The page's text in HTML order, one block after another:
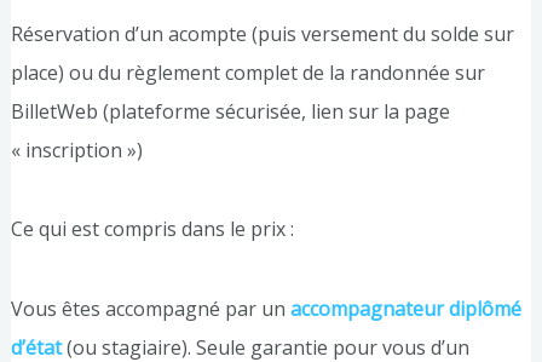
Réservation d’un acompte (puis versement du solde sur
place) ou du règlement complet de la randonnée sur
BilletWeb (plateforme sécurisée, lien sur la page
« inscription »)
Ce qui est compris dans le prix :
Vous êtes accompagné par un accompagnateur diplômé
d’état(ou stagiaire). Seule garantie pour vous d’un